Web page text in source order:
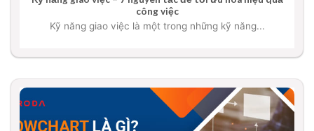
công việc
Kỹ năng giao việc là một trong những kỹ năng...